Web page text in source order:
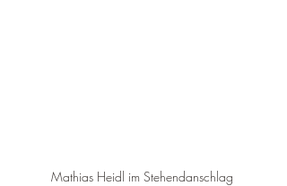
Mathias Heidl im Stehendanschlag